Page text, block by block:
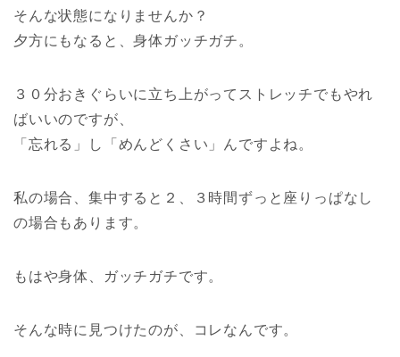
そんな状態になりませんか？
夕方にもなると、身体ガッチガチ。
３０分おきぐらいに立ち上がってストレッチでもやれ
ばいいのですが、
「忘れる」し「めんどくさい」んですよね。
私の場合、集中すると２、３時間ずっと座りっぱなし
の場合もあります。
もはや身体、ガッチガチです。
そんな時に見つけたのが、コレなんです。